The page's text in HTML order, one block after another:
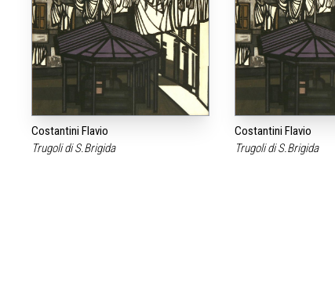
Costantini Flavio
Trugoli di S.Brigida
Costantini Flavio
Trugoli di S.Brigida